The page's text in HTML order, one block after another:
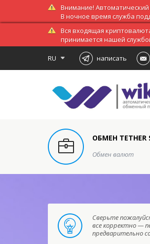
Внимание!
В ночное время служба
Вся входящая
принимается нашей
RU написать
ОБМЕН
Обмен валют
Сверьте
все корректно —
предварительно